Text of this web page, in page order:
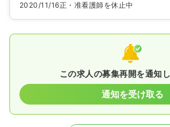
2020/11/16正・准看護師を休止中
この求人の募集再開を通知
通知を受け取る